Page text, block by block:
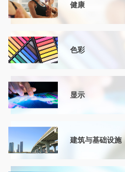
健康
色彩
显示
建筑与基础设施